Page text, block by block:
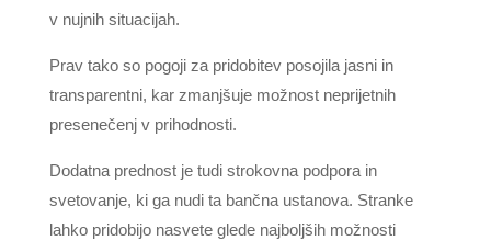
v nujnih situacijah.
Prav tako so pogoji za pridobitev posojila jasni in
transparentni, kar zmanjšuje možnost neprijetnih
presenečenj v prihodnosti.
Dodatna prednost je tudi strokovna podpora in
svetovanje, ki ga nudi ta bančna ustanova. Stranke
lahko pridobijo nasvete glede najboljših možnosti